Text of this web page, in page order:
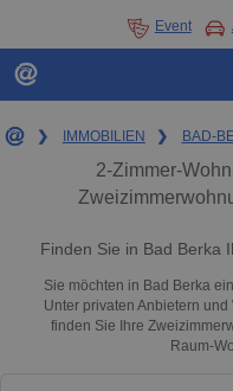
Event
❯ IMMOBILIEN ❯ BAD-
2-Zimmer-
Finden Sie in Bad Berka
Sie möchten in Bad Berka
Unter privaten Anbietern
finden Sie Ihre
Raum-